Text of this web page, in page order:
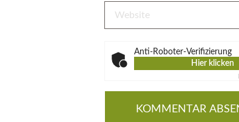
Anti-Roboter-Verifizierung
Hier klicken